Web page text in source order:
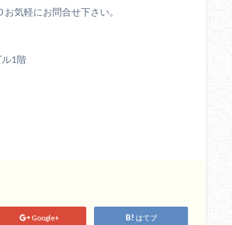
お気軽にお問合せ下さい。
1階
Google+ はてブ